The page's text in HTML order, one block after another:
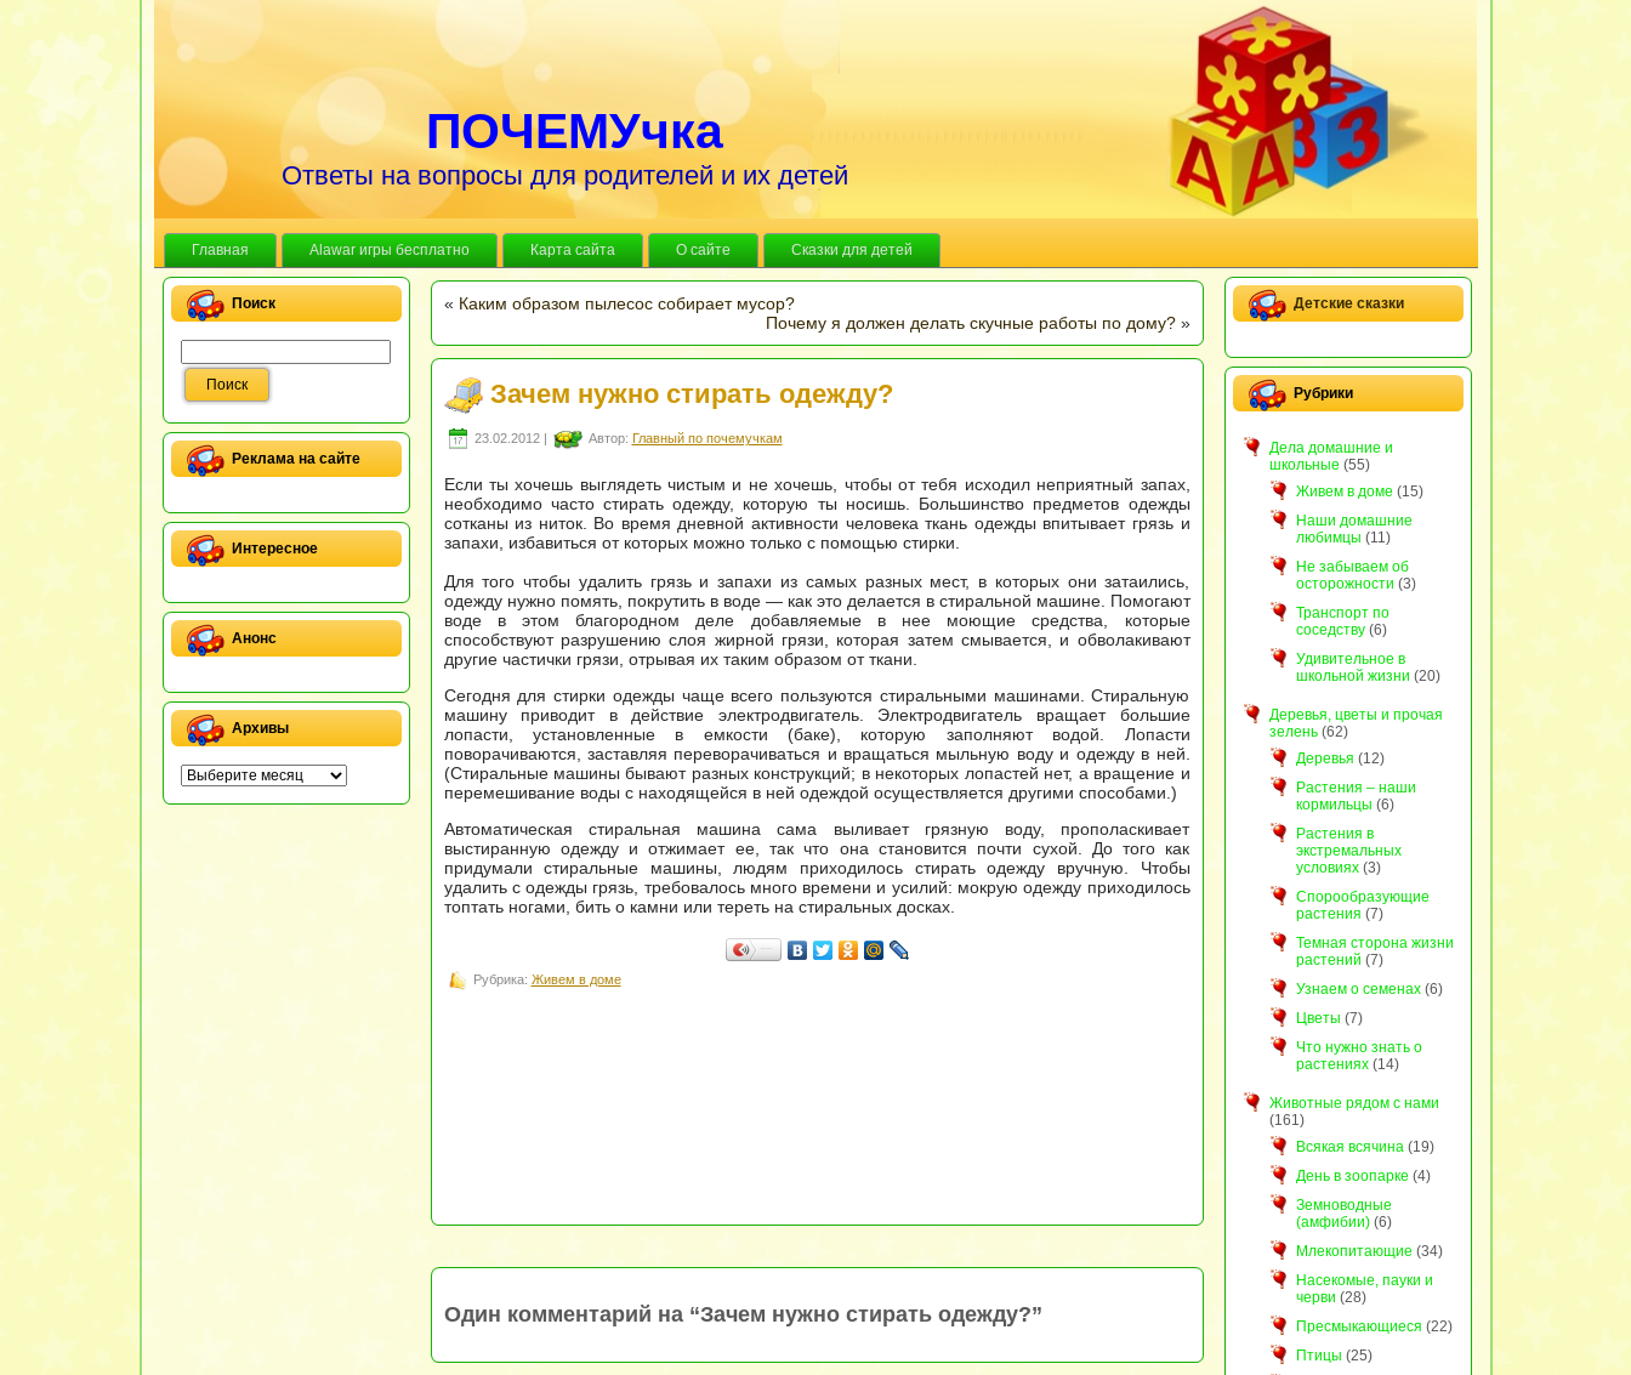
ПОЧЕМУчка
Ответы на вопросы для родителей и их детей
Главная Alawar игры бесплатно Карта сайта О сайте Сказки для детей
Поиск
Реклама на сайте
Интересное
Анонс
Архивы
« Каким образом пылесос собирает мусор?
Почему я должен делать скучные работы по дому?»
Зачем нужно стирать одежду?
23.02.2012 | Автор: Главный по почемучкам
Если ты хочешь выглядеть чистым и не хочешь, чтобы от тебя исходил неприятный запах,
необходимо часто стирать одежду, которую ты носишь. Большинство предметов одежды
сотканы из ниток. Во время дневной активности человека ткань одежды впитывает грязь и
запахи, избавиться от которых можно только с помощью стирки.
Для того чтобы удалить грязь и запахи из самых разных мест, в которых они затаились,
одежду нужно помять, покрутить в воде — как это делается в стиральной машине. Помогают
воде в этом благородном деле добавляемые в нее моющие средства, которые
способствуют разрушению слоя жирной грязи, которая затем смывается, и обволакивают
другие частички грязи, отрывая их таким образом от ткани.
Сегодня для стирки одежды чаще всего пользуются стиральными машинами. Стиральную
машину приводит в действие электродвигатель. Электродвигатель вращает большие
лопасти, установленные в емкости (баке), которую заполняют водой. Лопасти
поворачиваются, заставляя переворачиваться и вращаться мыльную воду и одежду в ней.
(Стиральные машины бывают разных конструкций; в некоторых лопастей нет, а вращение и
перемешивание воды с находящейся в ней одеждой осуществляется другими способами.)
Автоматическая стиральная машина сама выливает грязную воду, прополаскивает
выстиранную одежду и отжимает ее, так что она становится почти сухой. До того как
придумали стиральные машины, людям приходилось стирать одежду вручную. Чтобы
удалить с одежды грязь, требовалось много времени и усилий: мокрую одежду приходилось
топтать ногами, бить о камни или тереть на стиральных досках.
Рубрика: Живем в доме
Один комментарий на “Зачем нужно стирать одежду?”
Детские сказки
Рубрики
Дела домашние и
школьные (55)
Живем в доме (15)
Наши домашние
любимцы (11)
Не забываем об
осторожности (3)
Транспорт по
соседству(6)
Удивительное в
школьной жизни (20)
Деревья, цветы и прочая
зелень(62)
Деревья (12)
Растения – наши
кормильцы (6)
Растения в
экстремальных
условиях(3)
Спорообразующие
растения (7)
Темная сторона жизни
растений (7)
Узнаем о семенах(6)
Цветы (7)
Что нужно знать о
растениях(14)
Животные рядом с нами
(161)
Всякая всячина(19)
День в зоопарке (4)
Земноводные
(амфибии)(6)
Млекопитающие (34)
Насекомые, пауки и
черви (28)
Пресмыкающиеся (22)
Птицы (25)